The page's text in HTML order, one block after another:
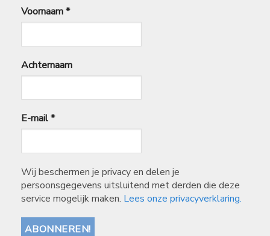
Voornaam*
Achternaam
E-mail*
Wij beschermen je privacy en delen je
persoonsgegevens uitsluitend met derden die deze
service mogelijk maken. Lees onze privacyverklaring.